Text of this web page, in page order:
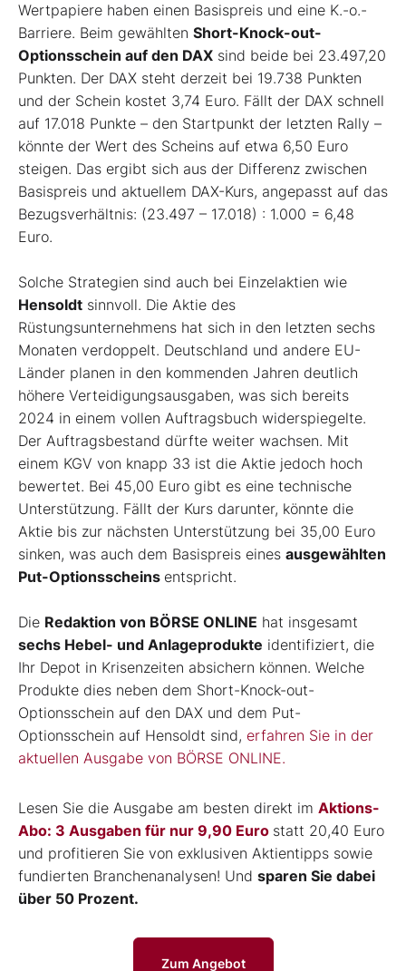
Wertpapiere haben einen Basispreis und eine K.-o.-
Barriere. Beim gewählten Short-Knock-out-
Optionsschein auf den DAX sind beide bei 23.497,20
Punkten. Der DAX steht derzeit bei 19.738 Punkten
und der Schein kostet 3,74 Euro. Fällt der DAX schnell
auf 17.018 Punkte – den Startpunkt der letzten Rally –
könnte der Wert des Scheins auf etwa 6,50 Euro
steigen. Das ergibt sich aus der Differenz zwischen
Basispreis und aktuellem DAX-Kurs, angepasst auf das
Bezugsverhältnis: (23.497 – 17.018) : 1.000 = 6,48
Euro.
Solche Strategien sind auch bei Einzelaktien wie
Hensoldt sinnvoll. Die Aktie des
Rüstungsunternehmens hat sich in den letzten sechs
Monaten verdoppelt. Deutschland und andere EU-
Länder planen in den kommenden Jahren deutlich
höhere Verteidigungsausgaben, was sich bereits
2024 in einem vollen Auftragsbuch widerspiegelte.
Der Auftragsbestand dürfte weiter wachsen. Mit
einem KGV von knapp 33 ist die Aktie jedoch hoch
bewertet. Bei 45,00 Euro gibt es eine technische
Unterstützung. Fällt der Kurs darunter, könnte die
Aktie bis zur nächsten Unterstützung bei 35,00 Euro
sinken, was auch dem Basispreis eines ausgewählten
Put-Optionsscheins entspricht.
Die Redaktion von BÖRSE ONLINE hat insgesamt
sechs Hebel- und Anlageprodukte identifiziert, die
Ihr Depot in Krisenzeiten absichern können. Welche
Produkte dies neben dem Short-Knock-out-
Optionsschein auf den DAX und dem Put-
Optionsschein auf Hensoldt sind, erfahren Sie in der
aktuellen Ausgabe von BÖRSE ONLINE.
Lesen Sie die Ausgabe am besten direkt im Aktions-
Abo: 3 Ausgaben für nur 9,90 Euro statt 20,40 Euro
und profitieren Sie von exklusiven Aktientipps sowie
fundierten Branchenanalysen! Und sparen Sie dabei
über 50 Prozent.
Zum Angebot